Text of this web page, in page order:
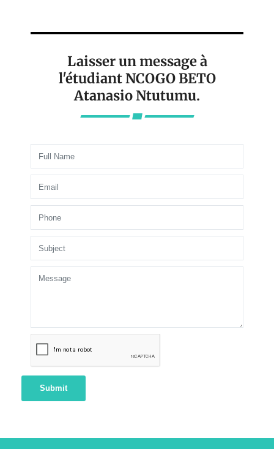
Laisser un message à
l'étudiant NCOGO BETO
Atanasio Ntutumu.
Submit